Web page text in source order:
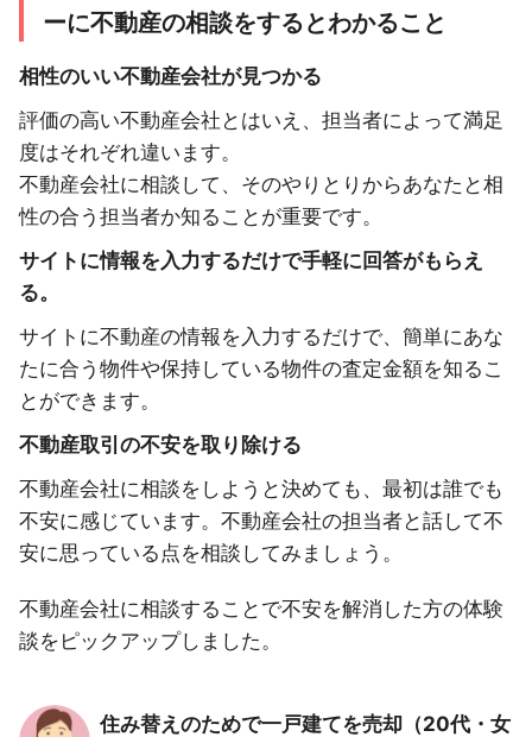
ーに不動産の相談をするとわかること
相性のいい不動産会社が見つかる
評価の高い不動産会社とはいえ、担当者によって満足
度はそれぞれ違います。
不動産会社に相談して、そのやりとりからあなたと相
性の合う担当者か知ることが重要です。
サイトに情報を入力するだけで手軽に回答がもらえ
る。
サイトに不動産の情報を入力するだけで、簡単にあな
たに合う物件や保持している物件の査定金額を知るこ
とができます。
不動産取引の不安を取り除ける
不動産会社に相談をしようと決めても、最初は誰でも
不安に感じています。不動産会社の担当者と話して不
安に思っている点を相談してみましょう。
不動産会社に相談することで不安を解消した方の体験
談をピックアップしました。
住み替えのためで一戸建てを売却（20代・女